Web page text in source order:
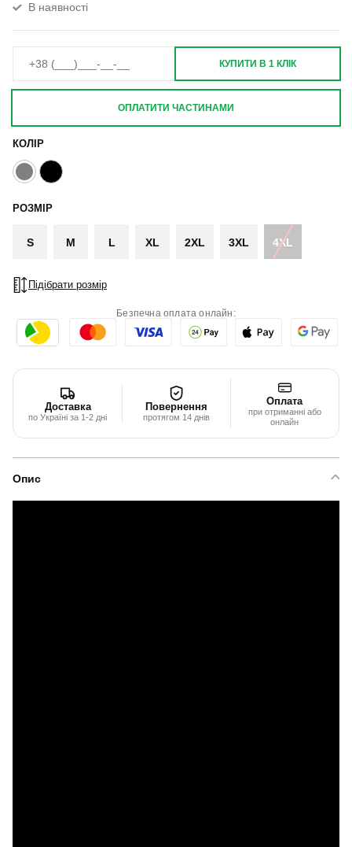
В наявності
КОЛІР
РОЗМІР
S M L XL 2XL 3XL 4XL
Підібрати розмір
КУПИТИ В 1 КЛІК
ОПЛАТИТИ ЧАСТИНАМИ
Безпечна оплата онлайн:
Доставка
по Україні за 1-2 дні
Повернення
протягом 14 днів
Оплата
при отриманні або
онлайн
Опис